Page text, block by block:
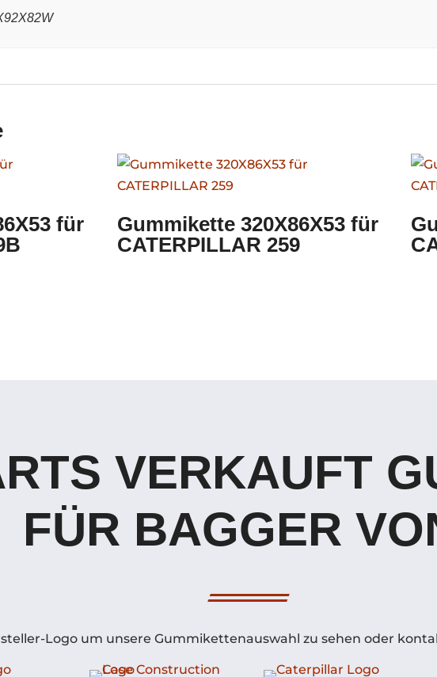
für
Gummikette 320X86X53 für
CATERPILLAR 259
VERKAUFT
FÜR BAGGER
Logo um unsere Gummikettenauswahl zu sehen oder